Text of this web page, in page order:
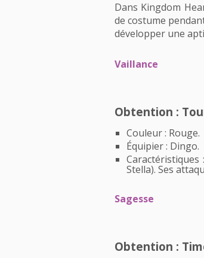
Dans Kingdom
de costume
développer une
Vaillance
Obtention :
Couleur : Rouge.
Équipier : Dingo.
Caractéristiques
Stella). Ses
Sagesse
Obtention :